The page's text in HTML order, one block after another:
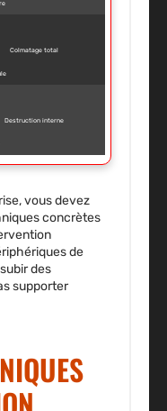
Colmatage total
Destruction interne
vous devez
concrètes
de
des
supporter